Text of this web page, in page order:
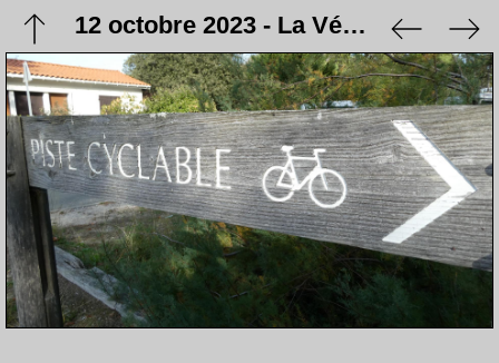
12 octobre 2023 - La Vélodyssée / Hourtin Plage - Lacanau Océan